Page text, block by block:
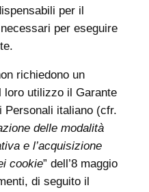
per il
per eseguire
richiedono un
loro utilizzo il Garante
Personali italiano (cfr.
delle modalità
e l’acquisizione
cookie” dell’8 maggio
di seguito il